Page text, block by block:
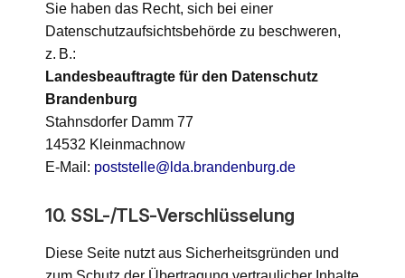
Sie haben das Recht, sich bei einer
Datenschutzaufsichtsbehörde zu beschweren,
z. B.:
Landesbeauftragte für den Datenschutz
Brandenburg
Stahnsdorfer Damm 77
14532 Kleinmachnow
E-Mail: poststelle@lda.brandenburg.de
10. SSL-/TLS-Verschlüsselung
Diese Seite nutzt aus Sicherheitsgründen und